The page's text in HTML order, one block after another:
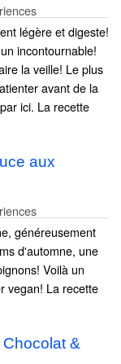
légère et digeste!
incontournable!
la veille! Le plus
avant de la
ici. La recette
aux
généreusement
d'automne, une
Voilà un
vegan! La recette
&